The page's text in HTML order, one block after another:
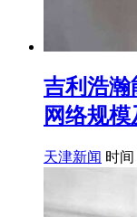
吉利浩瀚
网络规
天津新闻 时间